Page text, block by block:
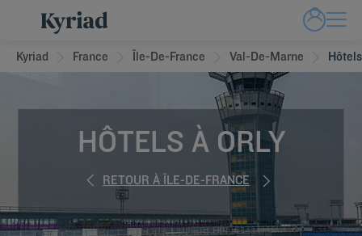
Kyriad France Île-De-France Val-De-Marne
HÔTELS À ORLY
RETOUR À ÎLE-DE-FRANCE